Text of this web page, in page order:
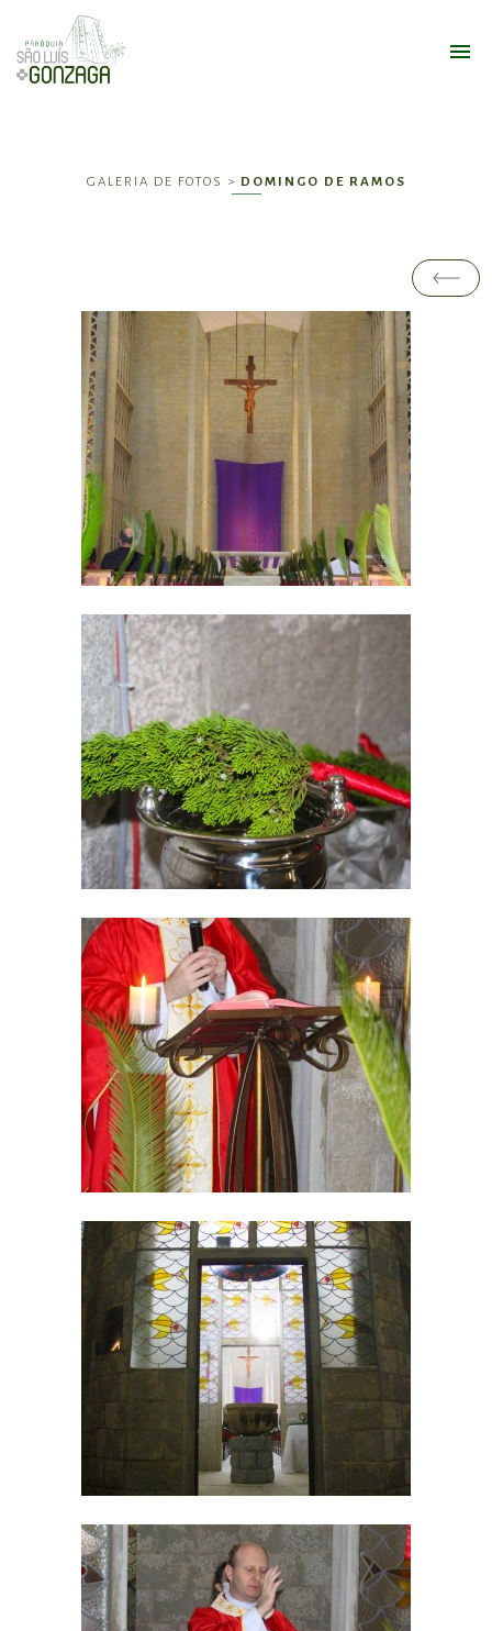
GALERIA DE FOTOS > DOMINGO DE RAMOS